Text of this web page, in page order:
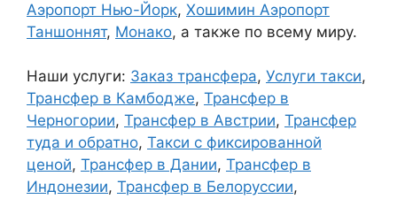
Аэропорт Нью-Йорк, Хошимин Аэропорт
Таншоннят, Монако, а также по всему миру.
Наши услуги: Заказ трансфера, Услуги такси,
Трансфер в Камбодже, Трансфер в
Черногории, Трансфер в Австрии, Трансфер
туда и обратно, Такси с фиксированной
ценой, Трансфер в Дании, Трансфер в
Индонезии, Трансфер в Белоруссии,